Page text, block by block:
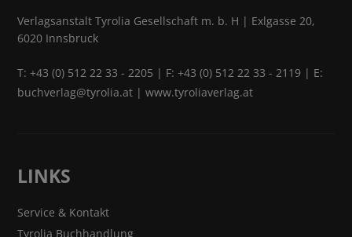
Verlagsanstalt Tyrolia Gesellschaft m. b. H | Exlgasse 20,
6020 Innsbruck
T:+43 (0) 512 22 33 - 2205 | F: +43 (0) 512 22 33 - 2119 | E:
buchverlag@tyrolia.at |www.tyroliaverlag.at
LINKS
Service & Kontakt
Tyrolia Buchhandlung